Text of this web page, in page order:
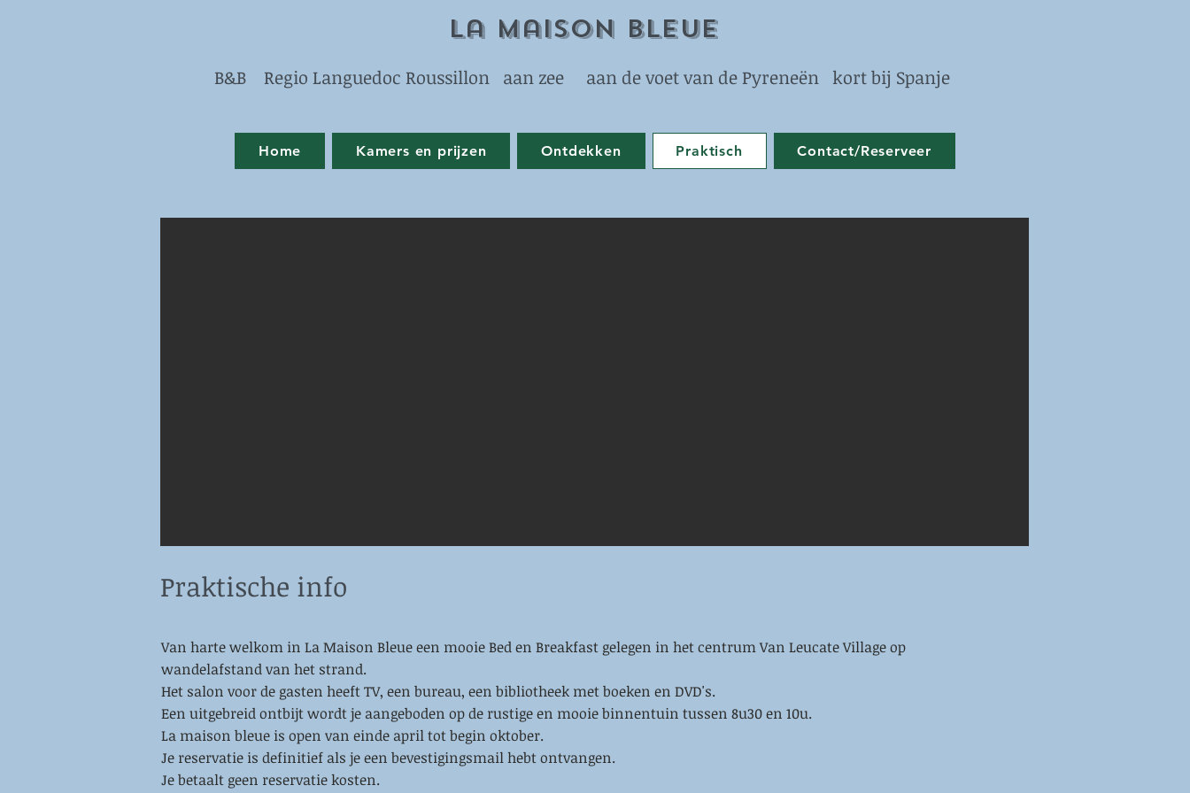
La Maison Bleue
B&B Regio Languedoc Roussillon aan zee aan de voet van de Pyreneën kort bij Spanje
Home Kamers en prijzen Ontdekken Praktisch Contact/Reserveer
Praktische info
Van harte welkom in La Maison Bleue een mooie Bed en Breakfast gelegen in het centrum Van Leucate Village op
wandelafstand van het strand.
Het salon voor de gasten heeft TV, een bureau, een bibliotheek met boeken en DVD's.
Een uitgebreid ontbijt wordt je aangeboden op de rustige en mooie binnentuin tussen 8u30 en 10u.
La maison bleue is open van einde april tot begin oktober.
Je reservatie is definitief als je een bevestigingsmail hebt ontvangen.
Je betaalt geen reservatie kosten.